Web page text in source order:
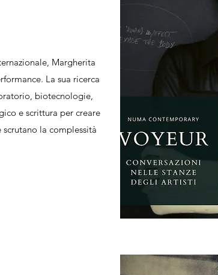
Margherita
La sua ricerca
biotecnologie,
e scrittura per creare
la complessità